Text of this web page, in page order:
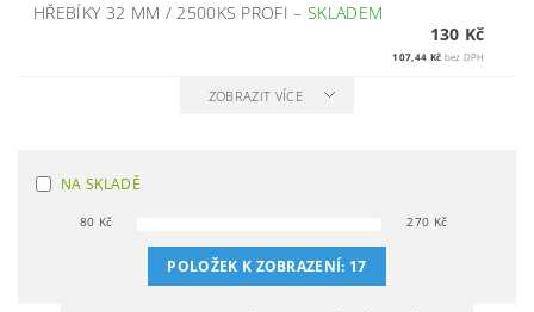
HŘEBÍKY 32 MM / 2500KS PROFI–SKLADEM
130 Kč
107,44 Kč bez DPH
ZOBRAZIT VÍCE
NA SKLADĚ
80 Kč 270 Kč
POLOŽEK K ZOBRAZENÍ: 17